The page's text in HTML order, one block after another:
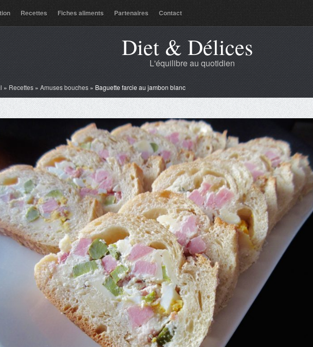
Recettes Fiches aliments Partenaires Contact
Diet & Délices
L'équilibre au quotidien
» Recettes » Amuses bouches »Baguette farcie au jambon blanc